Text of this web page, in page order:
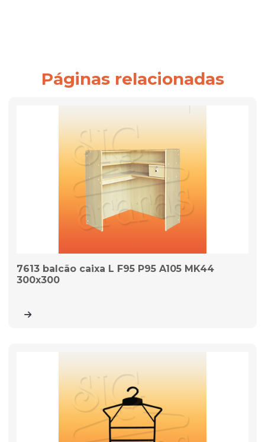
Páginas relacionadas
7613 balcão caixa L F95 P95 A105 MK44
300x300